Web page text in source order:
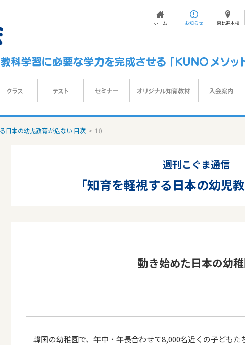
ホーム お知らせ 恵比寿本校
日本の幼児教育が危ない 目次 > 10
週刊こぐま通信
「知育を軽視する日本の幼児
動き始めた日本の幼
韓国の幼稚園で、年中・年長合わせて8,000名近くの子どもた